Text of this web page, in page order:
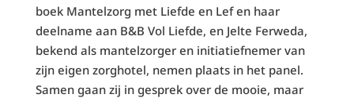
boek Mantelzorg met Liefde en Lef en haar
deelname aan B&B Vol Liefde, en Jelte Ferweda,
bekend als mantelzorger en initiatiefnemer van
zijn eigen zorghotel, nemen plaats in het panel.
Samen gaan zij in gesprek over de mooie, maar